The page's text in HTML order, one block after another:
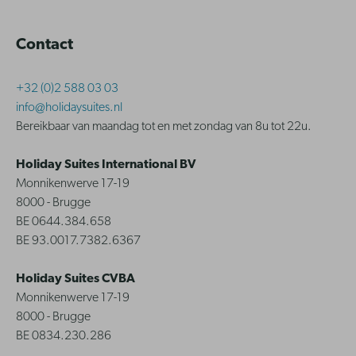
Contact
+32 (0)2 588 03 03
info@holidaysuites.nl
Bereikbaar van maandag tot en met zondag van 8u tot 22u.
Holiday Suites International BV
Monnikenwerve 17-19
8000 - Brugge
BE 0644.384.658
BE 93.0017.7382.6367
Holiday Suites CVBA
Monnikenwerve 17-19
8000 - Brugge
BE 0834.230.286